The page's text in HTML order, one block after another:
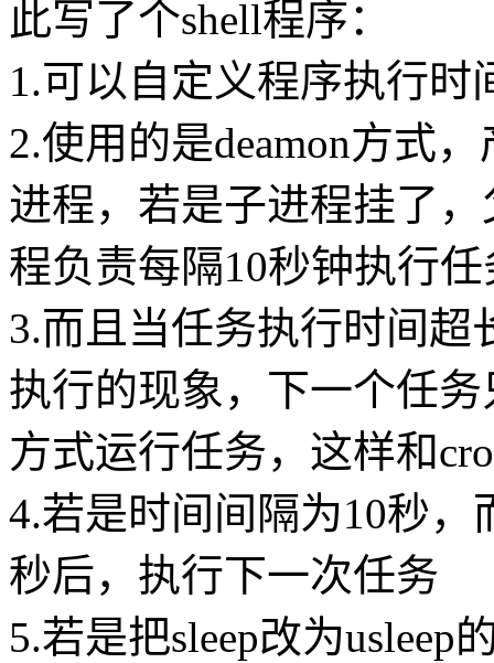
此写了个shell程序：
1.可以自定义程序执行时
2.使用的是deamon方式
进程，若是子进程挂了
程负责每隔10秒钟执行
3.而且当任务执行时间
执行的现象，下一个任
方式运行任务，这样和
4.若是时间间隔为10秒，
秒后，执行下一次任务
5.若是把sleep改为usleep